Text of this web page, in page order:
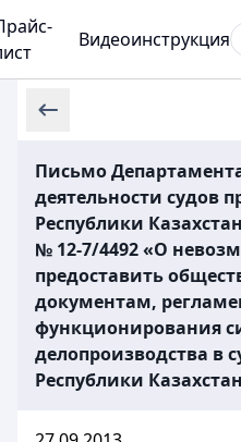
Видеоинструкция
Письмо
деятельности судов
Республики
№ 12-7/4492 «О
предоставить
документам,
функционирования
делопроизводства в
Республики